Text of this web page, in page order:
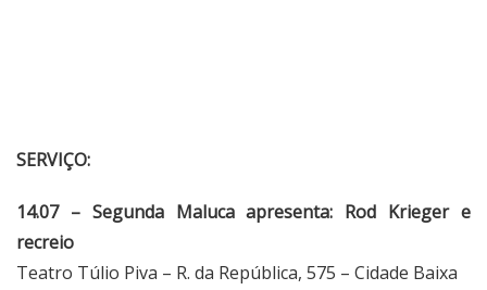
SERVIÇO:
14.07 – Segunda Maluca apresenta: Rod Krieger e
recreio
Teatro Túlio Piva – R. da República, 575 – Cidade Baixa